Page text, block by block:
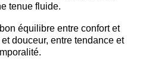
tenue fluide.
équilibre entre confort et
douceur, entre tendance et